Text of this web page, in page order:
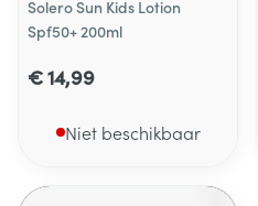
Solero Sun Kids Lotion
Spf50+ 200ml
€ 14,99
Niet beschikbaar